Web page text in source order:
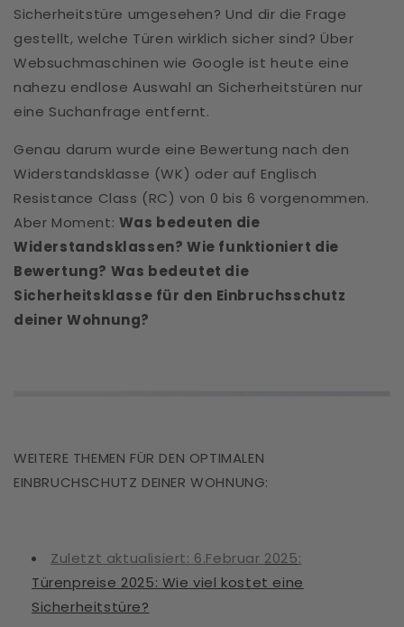
Sicherheitstüre umgesehen? Und dir die Frage
gestellt, welche Türen wirklich sicher sind? Über
Websuchmaschinen wie Google ist heute eine
nahezu endlose Auswahl an Sicherheitstüren nur
eine Suchanfrage entfernt.
Genau darum wurde eine Bewertung nach den
Widerstandsklasse (WK) oder auf Englisch
Resistance Class (RC) von 0 bis 6 vorgenommen.
Aber Moment: Was bedeuten die
Widerstandsklassen? Wie funktioniert die
Bewertung? Was bedeutet die
Sicherheitsklasse für den Einbruchsschutz
deiner Wohnung?
WEITERE THEMEN FÜR DEN OPTIMALEN
EINBRUCHSCHUTZ DEINER WOHNUNG:
Zuletzt aktualisiert: 6.Februar 2025:
Türenpreise 2025: Wie viel kostet eine
Sicherheitstüre?